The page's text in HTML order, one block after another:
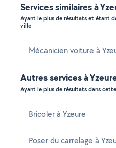
Services similaires à
Ayant le plus de résultats et étant
ville
Mécanicien voiture à
Autres services à
Ayant le plus de résultats dans
Bricoler à Yzeure
Poser du carrelage à